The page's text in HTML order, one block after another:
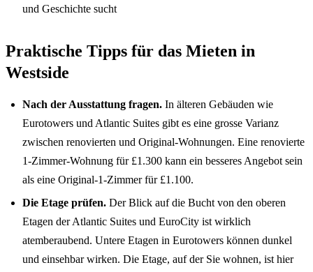
und Geschichte sucht
Praktische Tipps für das Mieten in
Westside
Nach der Ausstattung fragen. In älteren Gebäuden wie
Eurotowers und Atlantic Suites gibt es eine grosse Varianz
zwischen renovierten und Original-Wohnungen. Eine renovierte
1-Zimmer-Wohnung für £1.300 kann ein besseres Angebot sein
als eine Original-1-Zimmer für £1.100.
Die Etage prüfen. Der Blick auf die Bucht von den oberen
Etagen der Atlantic Suites und EuroCity ist wirklich
atemberaubend. Untere Etagen in Eurotowers können dunkel
und einsehbar wirken. Die Etage, auf der Sie wohnen, ist hier